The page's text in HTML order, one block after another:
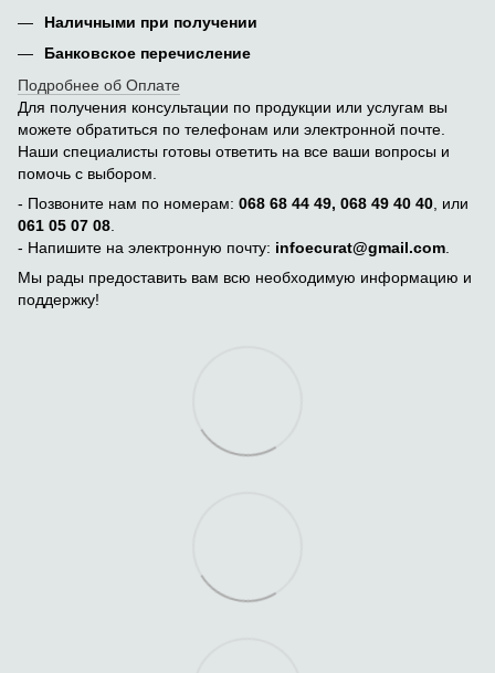
Наличными при получении
Банковское перечисление
Подробнее об Оплате
Для получения консультации по продукции или услугам вы
можете обратиться по телефонам или электронной почте.
Наши специалисты готовы ответить на все ваши вопросы и
помочь с выбором.
- Позвоните нам по номерам: 068 68 44 49, 068 49 40 40 , или
061 05 07 08
- Напишите на электронную почту: infoecurat@gmail.com
Мы рады предоставить вам всю необходимую информацию и
поддержку!